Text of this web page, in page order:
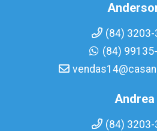
(84)
(84)
Andrea
(84) 3203-